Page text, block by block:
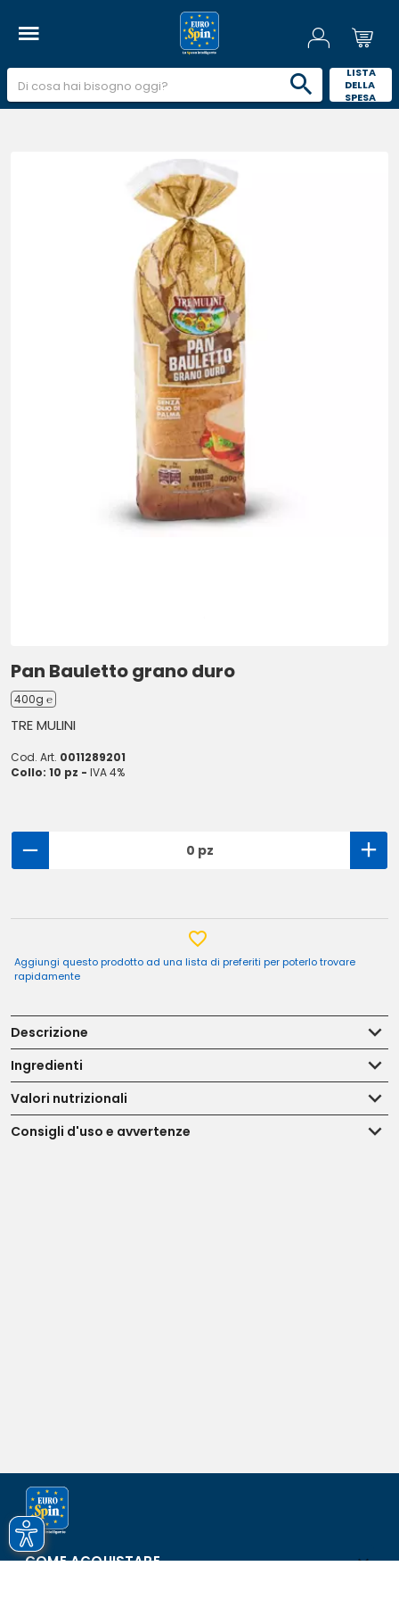
LISTA
DELLA
SPESA
Pan Bauletto grano duro
400g ℮
TRE MULINI
Cod. Art. 0011289201
Collo: 10 pz - IVA 4%
0 pz
Aggiungi questo prodotto ad una lista di preferiti per poterlo trovare
rapidamente
Descrizione
Ingredienti
Valori nutrizionali
Consigli d'uso e avvertenze
COME ACQUISTARE